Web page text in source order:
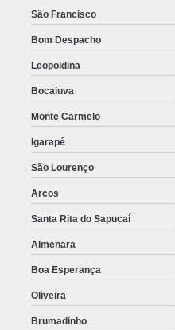
São Francisco
Bom Despacho
Leopoldina
Bocaiuva
Monte Carmelo
Igarapé
São Lourenço
Arcos
Santa Rita do Sapucaí
Almenara
Boa Esperança
Oliveira
Brumadinho